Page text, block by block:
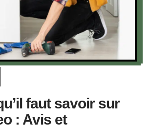
faut savoir sur
: Avis et